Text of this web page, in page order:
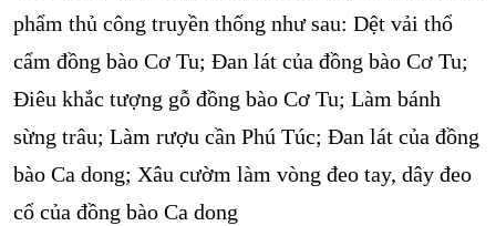
phẩm thủ công truyền thống như sau: Dệt vải thổ
cẩm đồng bào Cơ Tu; Đan lát của đồng bào Cơ Tu;
Điêu khắc tượng gỗ đồng bào Cơ Tu; Làm bánh
sừng trâu; Làm rượu cần Phú Túc; Đan lát của đồng
bào Ca dong; Xâu cườm làm vòng đeo tay, dây đeo
cổ của đồng bào Ca dong